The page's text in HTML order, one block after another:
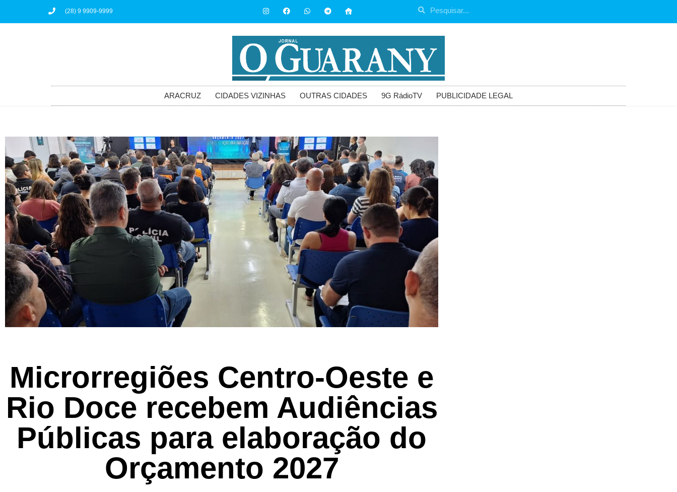
(28) 9 9909-9999
ARACRUZ CIDADES VIZINHAS OUTRAS CIDADES 9G RádioTV PUBLICIDADE LEGAL
Microrregiões Centro-Oeste e
Rio Doce recebem Audiências
Públicas para elaboração do
Orçamento 2027